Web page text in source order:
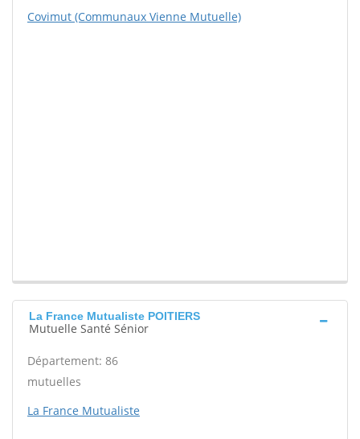
Covimut (Communaux Vienne Mutuelle)
La France Mutualiste POITIERS
Mutuelle Santé Sénior
Département: 86
mutuelles
La France Mutualiste